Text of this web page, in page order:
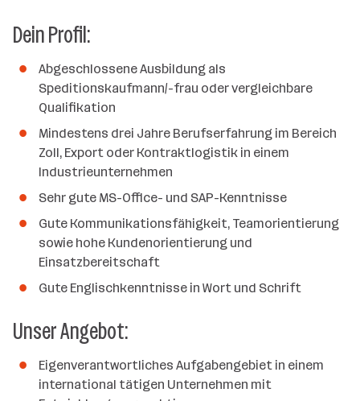
Dein Profil:
Abgeschlossene Ausbildung als
Speditionskaufmann/-frau oder vergleichbare
Qualifikation
Mindestens drei Jahre Berufserfahrung im Bereich
Zoll, Export oder Kontraktlogistik in einem
Industrieunternehmen
Sehr gute MS-Office- und SAP-Kenntnisse
Gute Kommunikationsfähigkeit, Teamorientierung
sowie hohe Kundenorientierung und
Einsatzbereitschaft
Gute Englischkenntnisse in Wort und Schrift
Unser Angebot:
Eigenverantwortliches Aufgabengebiet in einem
international tätigen Unternehmen mit